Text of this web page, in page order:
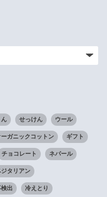
せっけん ウール
ーガニックコットン ギフト
チョコレート ネパール
タリアン
出 冷えとり